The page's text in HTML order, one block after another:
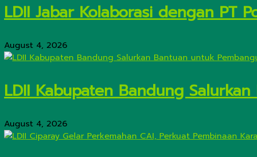
LDII Jabar Kolaborasi dengan PT
August 4, 2026
LDII Kabupaten Bandung
August 4, 2026